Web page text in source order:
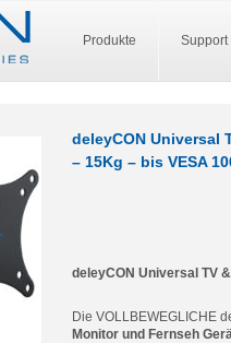
Produkte Support
deleyCON Universal
– 15Kg – bis VESA
deleyCON Universal TV
Die VOLLBEWEGLICHE
Monitor und Fernseh